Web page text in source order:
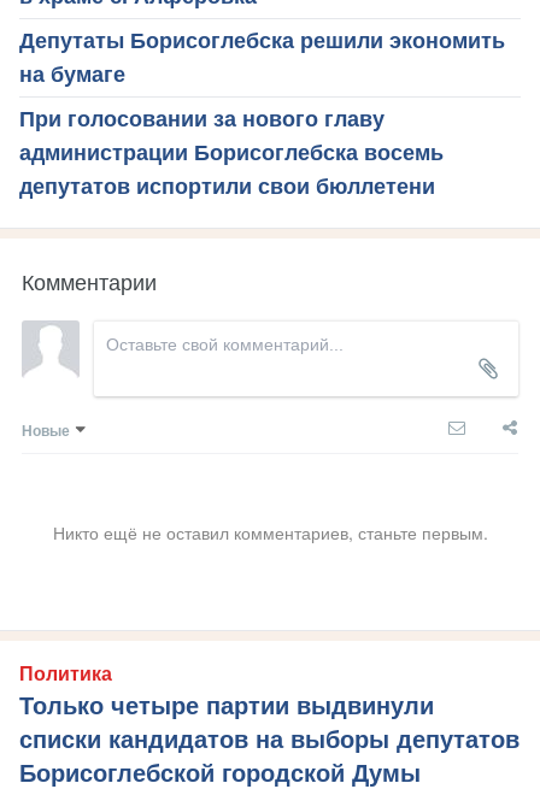
Депутаты Борисоглебска решили экономить
на бумаге
При голосовании за нового главу
администрации Борисоглебска восемь
депутатов испортили свои бюллетени
Комментарии
Новые
Никто ещё не оставил комментариев, станьте первым.
Политика
Только четыре партии выдвинули
списки кандидатов на выборы депутатов
Борисоглебской городской Думы